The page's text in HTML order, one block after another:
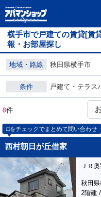
横手市で戸建ての賃貸[賃
報・お部屋探し
地域・路線 秋田県横手市
条件 戸建て・テラス
8件
□をチェックでまとめて問い合わせ
西村朝日が丘借家
ＪＲ
秋田
2階建